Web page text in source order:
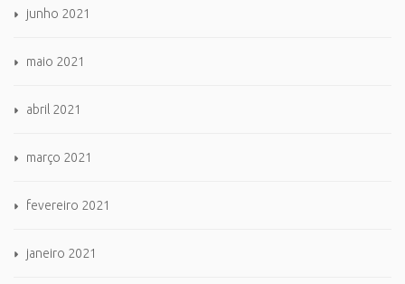
junho 2021
maio 2021
abril 2021
março 2021
fevereiro 2021
janeiro 2021